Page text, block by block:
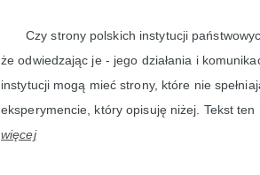
Czy strony polskich instytucji
że odwiedzając je - jego działania i
instytucji mogą mieć strony, które nie
eksperymencie, który opisuję niżej. Tekst
więcej